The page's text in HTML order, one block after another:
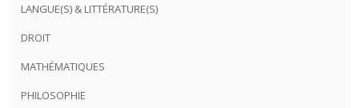
LANGUE(S) & LITTÉRATURE(S)
DROIT
MATHÉMATIQUES
PHILOSOPHIE